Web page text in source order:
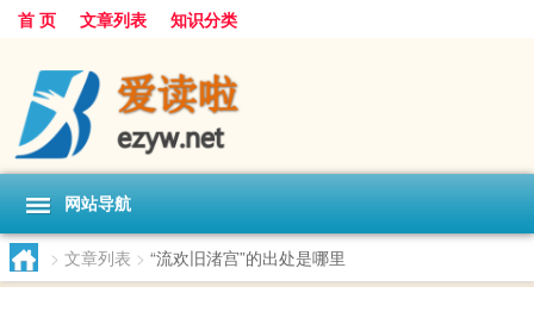
首 页 文章列表 知识分类
网站导航
> 文章列表 > “流欢旧渚宫”的出处是哪里